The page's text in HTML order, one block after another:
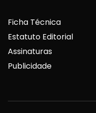
Ficha Técnica
Estatuto Editorial
Assinaturas
Publicidade